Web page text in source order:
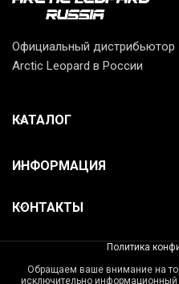
Официальный дистрибьютор
Arctic Leopard в России
КАТАЛОГ
ИНФОРМАЦИЯ
КОНТАКТЫ
Политика
Обращаем ваше внимание на
исключительно информационный